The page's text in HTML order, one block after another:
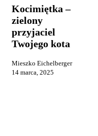
przyjaciel
Twojego
kota
Kocimiętka –
zielony
przyjaciel
Twojego kota
Mieszko Eichelberger
14 marca, 2025